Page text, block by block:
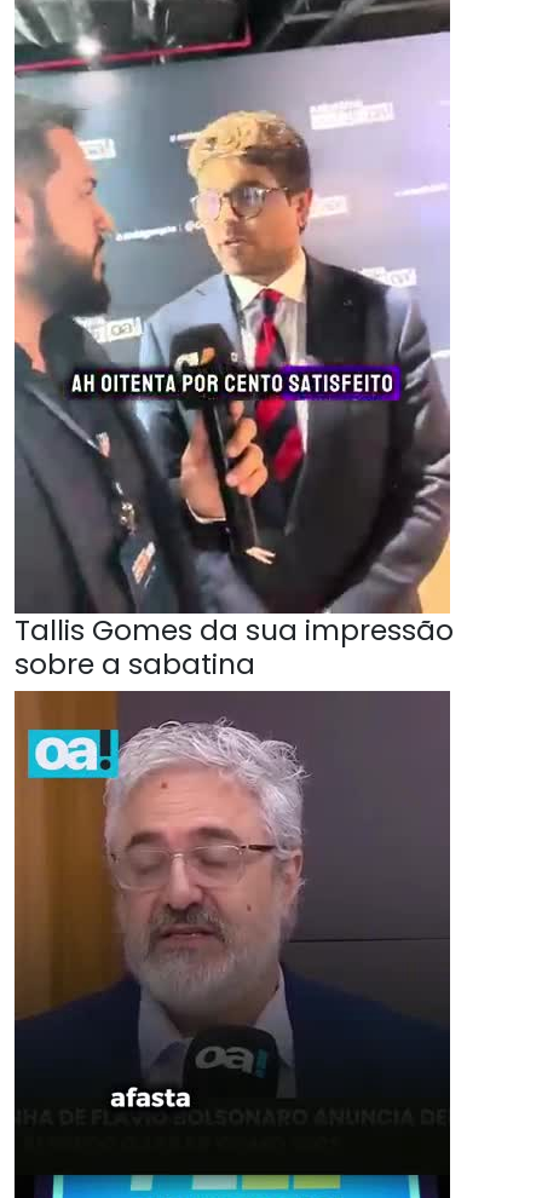
Tallis Gomes da sua impressão
sobre a sabatina